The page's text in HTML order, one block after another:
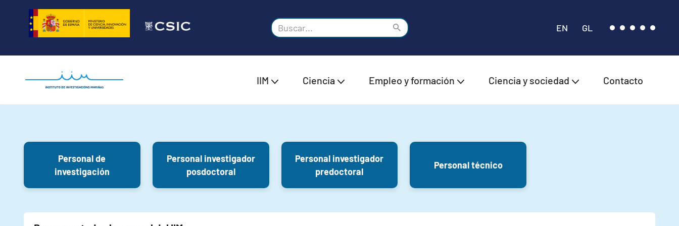
Saltar
contenido
EN GL
IIM Ciencia Empleo y formación Ciencia y sociedad Contacto
Personal de
investigación
Personal investigador
posdoctoral
Personal investigador
predoctoral
Personal técnico